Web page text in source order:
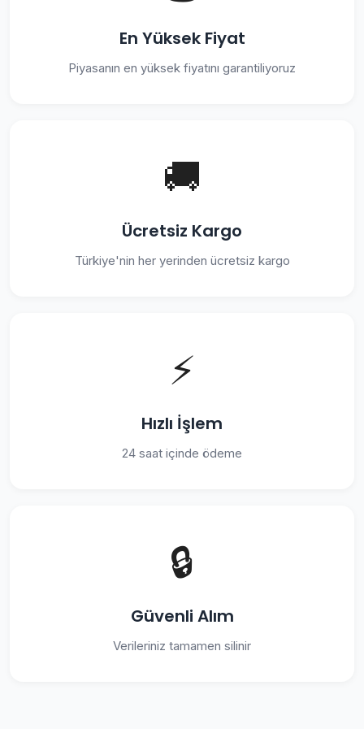
En Yüksek Fiyat
Piyasanın en yüksek fiyatını garantiliyoruz
🚚
Ücretsiz Kargo
Türkiye'nin her yerinden ücretsiz kargo
⚡
Hızlı İşlem
24 saat içinde ödeme
🔒
Güvenli Alım
Verileriniz tamamen silinir